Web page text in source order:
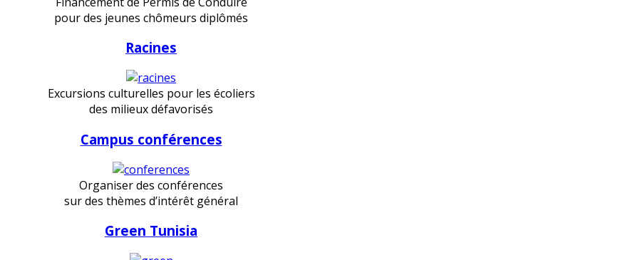
pour des jeunes chômeurs diplômés
Racines
Excursions culturelles pour les écoliers
des milieux défavorisés
Campus conférences
Organiser des conférences
sur des thèmes d’intérêt général
Green Tunisia